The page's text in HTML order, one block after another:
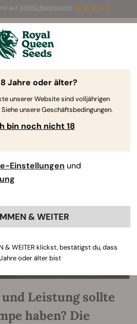
auf 58690 Rezensionen
1—Nur für kurze Zeit
20h 20m 46s
RQS Blog
Leistung sollte
haben? Die
Jahre oder älter?
unserer Website sind volljährigen
unsere Geschäftsbedingungen.
bin noch nicht 18
Einstellungen und
& WEITER
& WEITER klickst, bestätigst du, dass
oder älter bist